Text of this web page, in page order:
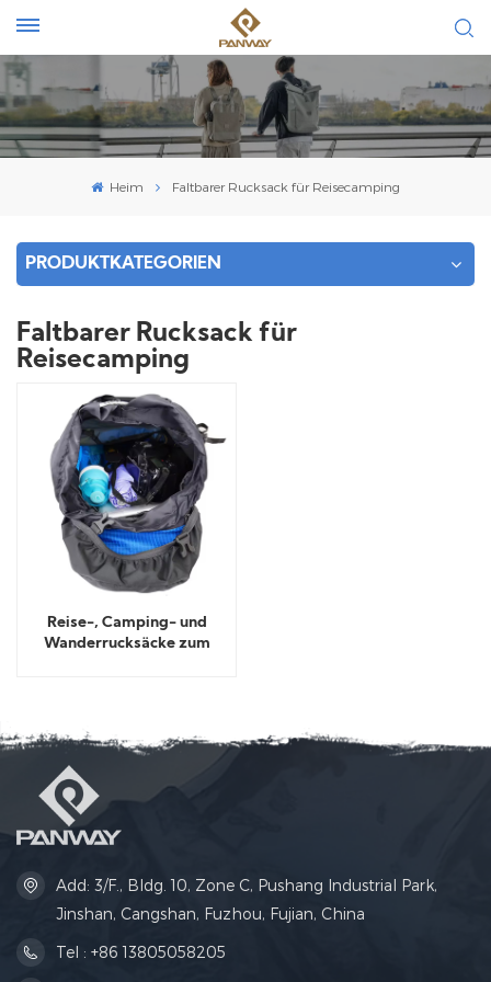
Heim Faltbarer Rucksack für Reisecamping
PRODUKTKATEGORIEN
Faltbarer Rucksack für
Reisecamping
Reise-, Camping- und
Wanderrucksäcke zum
Add: 3/F., Bldg. 10, Zone C, Pushang Industrial Park,
Jinshan, Cangshan, Fuzhou, Fujian, China
Tel : +86 13805058205